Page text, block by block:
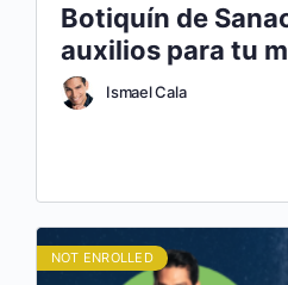
Botiquín de
auxilios para tu
Ismael Cala
NOT ENROLLED